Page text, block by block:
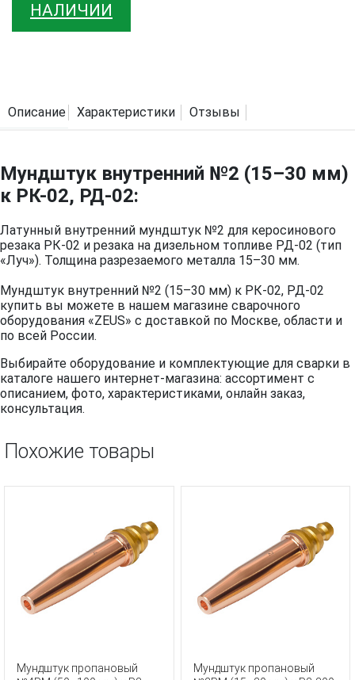
НАЛИЧИИ
Описание Характеристики Отзывы
Мундштук внутренний №2 (15–30 мм)
к РК-02, РД-02:
Латунный внутренний мундштук №2 для керосинового
резака РК-02 и резака на дизельном топливе РД-02 (тип
«Луч»). Толщина разрезаемого металла 15–30 мм.
Мундштук внутренний №2 (15–30 мм) к РК-02, РД-02
купить вы можете в нашем магазине сварочного
оборудования «ZEUS» с доставкой по Москве, области и
по всей России.
Выбирайте оборудование и комплектующие для сварки в
каталоге нашего интернет-магазина: ассортимент с
описанием, фото, характеристиками, онлайн заказ,
консультация.
Похожие товары
Мундштук пропановый
Мундштук пропановый